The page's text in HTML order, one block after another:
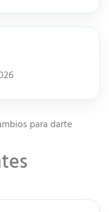
para darte